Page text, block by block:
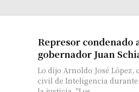
Represor condenado
gobernador Juan
Lo dijo Arnoldo José
civil de Inteligencia